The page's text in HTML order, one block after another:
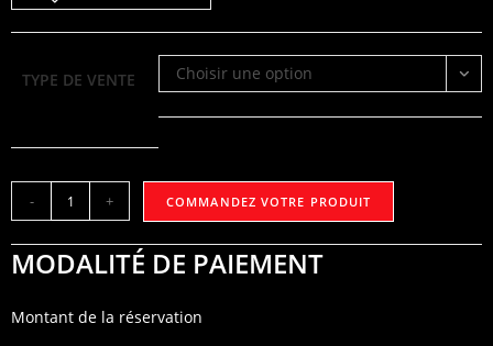
TYPE DE VENTE Choisir une option
quantité
de
Grille
de
- + COMMANDEZ VOTRE PRODUIT
MODALITÉ DE PAIEMENT
Montant de la réservation